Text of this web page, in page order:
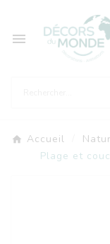

Accueil
Plage et